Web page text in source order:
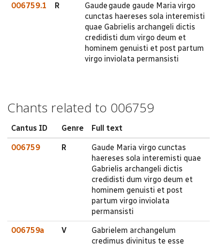
006759.1 R
Gaude gaude gaude Maria virgo
cunctas haereses sola interemisti
quae Gabrielis archangeli dictis
credidisti dum virgo deum et
hominem genuisti et post partum
virgo inviolata permansisti
Chants related to 006759
Cantus ID Genre Full text
006759 R
Gaude Maria virgo cunctas
haereses sola interemisti quae
Gabrielis archangeli dictis
credidisti dum virgo deum et
hominem genuisti et post
partum virgo inviolata
permansisti
006759a V
Gabrielem archangelum
credimus divinitus te esse